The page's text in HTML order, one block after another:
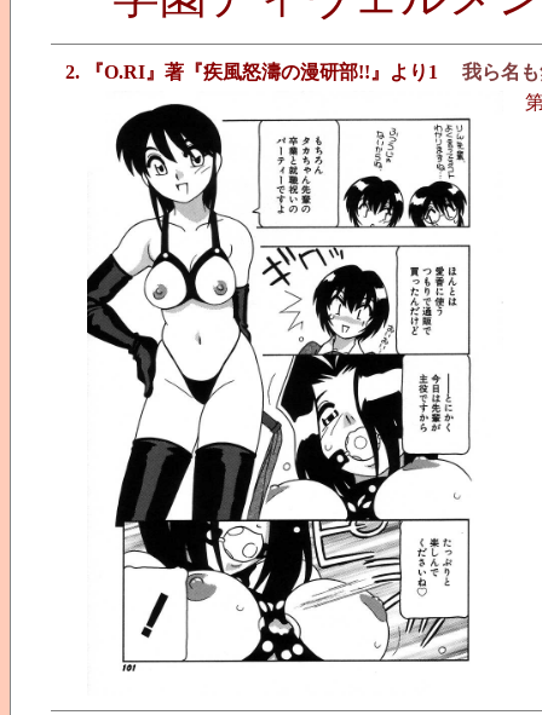
2. 『O.RI』著『疾風怒濤の漫研部!!』より1
我ら名